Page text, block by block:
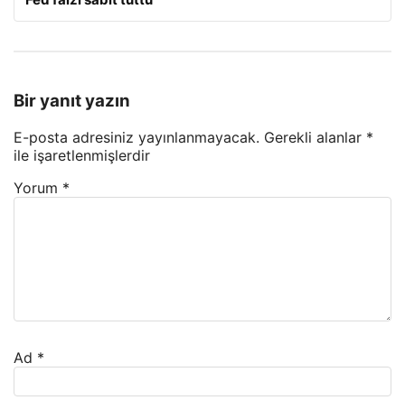
Bir yanıt yazın
E-posta adresiniz yayınlanmayacak. Gerekli alanlar *
ile işaretlenmişlerdir
Yorum *
Ad *